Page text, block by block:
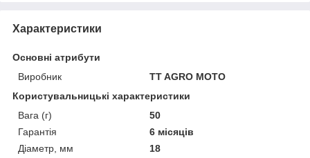
Характеристики
Основні атрибути
Виробник
TT AGRO MOTO
Користувальницькі характеристики
Вага (г)
50
Гарантія
6 місяців
Діаметр, мм
18